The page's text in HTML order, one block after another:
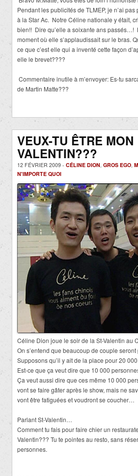
Pendant les publicités de TLMEP, je n’ai pas
à la Star Ac. Notre Céline nationale y était,
bien!! Dire qu’elle a soixante ans passés…!
moment où elle s’applaudissait sur le bras.
ce que c’est elle qui a inventé cette façon
elle le brevet????
Commentaire inutile à m’envoyer: Es-tu
de Martin Matte???
VEUX-TU ÊTRE MON
VALENTIN???
12 FÉVRIER 2009 - CÉLINE DION, GROS EGO,
N'IMPORTE QUOI
Céline Dion joue le soir de la St-Valentin au
On s’entend que beaucoup de couple seront
Supposons qu’il y ait de la place pour 20
Est-ce que ça veut dire que 10 000
Ça veut aussi dire que ces même 10 000
vont se faire gâter après le show, mais ne
vont être fatiguées et voudront se coucher…
Parlant St-Valentin…
Comment tu fais pour faire chier un
Valentin??? Tu te pointes au resto, sans
personnes.